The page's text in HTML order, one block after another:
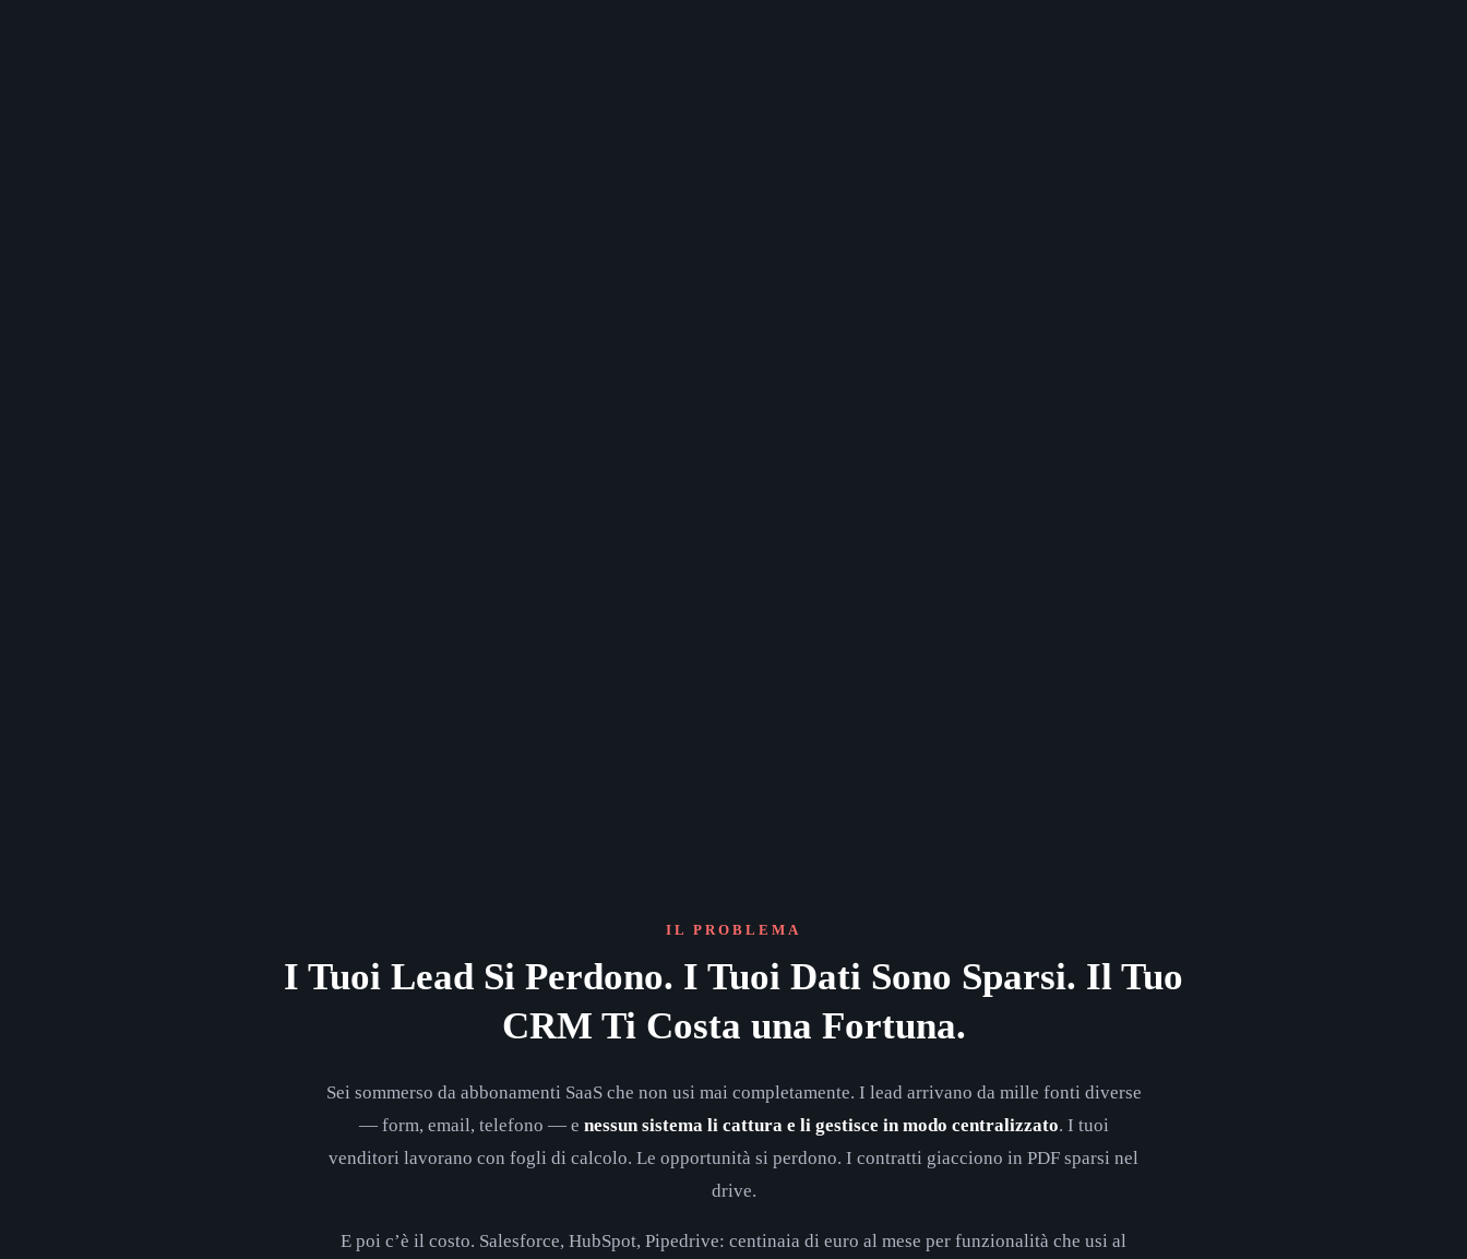
IL PROBLEMA
I Tuoi Lead Si Perdono. I Tuoi Dati Sono Sparsi. Il Tuo
CRM Ti Costa una Fortuna.
Sei sommerso da abbonamenti SaaS che non usi mai completamente. I lead arrivano da mille fonti diverse
— form, email, telefono — e nessun sistema li cattura e li gestisce in modo centralizzato. I tuoi
venditori lavorano con fogli di calcolo. Le opportunità si perdono. I contratti giacciono in PDF sparsi nel
drive.
E poi c’è il costo. Salesforce, HubSpot, Pipedrive: centinaia di euro al mese per funzionalità che usi al